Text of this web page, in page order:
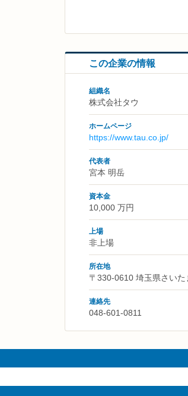
この企業の情報
組織名
株式会社タウ
ホームページ
https://www.tau.co.jp/
代表者
宮本 明岳
資本金
10,000 万円
上場
非上場
所在地
〒330-0610 埼玉県さい
連絡先
048-601-0811